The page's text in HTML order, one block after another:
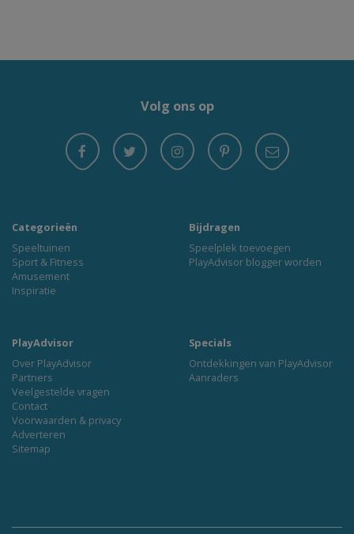
Volg ons op
Categorieën
Speeltuinen
Sport & Fitness
Amusement
Inspiratie
Bijdragen
Speelplek toevoegen
PlayAdvisor blogger worden
PlayAdvisor
Over PlayAdvisor
Partners
Veelgestelde vragen
Contact
Voorwaarden & privacy
Adverteren
Sitemap
Specials
Ontdekkingen van PlayAdvisor
Aanraders